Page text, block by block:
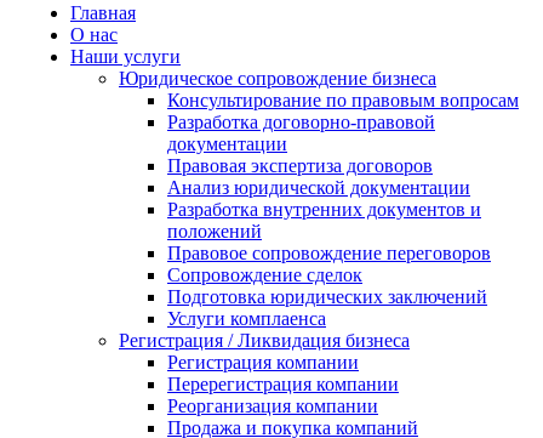
Главная
О нас
Наши услуги
Юридическое сопровождение бизнеса
Консультирование по правовым вопросам
Разработка договорно-правовой
документации
Правовая экспертиза договоров
Анализ юридической документации
Разработка внутренних документов и
положений
Правовое сопровождение переговоров
Сопровождение сделок
Подготовка юридических заключений
Услуги комплаенса
Регистрация / Ликвидация бизнеса
Регистрация компании
Перерегистрация компании
Реорганизация компании
Продажа и покупка компаний